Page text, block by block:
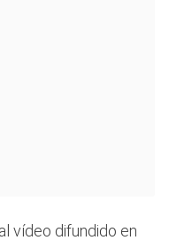
vídeo difundido en